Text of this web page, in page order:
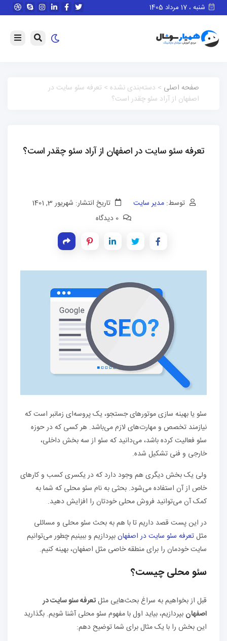
شنبه ، 17 مرداد 1405
صفحه اصلی > دسته‌بندی نشده > تعرفه سئو سایت در
اصفهان از آراد سئو چقدر است؟
تعرفه سئو سایت در اصفهان از آراد سئو چقدر است؟
توسط:مدیر سایت
تاریخ انتشار: شهریور 3, 1401
سئو یا بهینه سازی موتورهای جستجو، یک پروسه‌ای زمانبر است که
نیازمند تخصص و مهارت‌های لازم می‌باشد. هر کسی که در حوزه
سئو فعالیت کرده باشد، می‌دانید که سئو از سه بخش داخلی،
خارجی و فنی تشکیل شده.
ولی یک بخش دیگری هم وجود دارد که در یکسری کسب و کارهای
خاص از آن استفاده می‌شود. بحثی به نام سئو محلی که شما به
کمک آن می‌توانید فروش محلی خودتان را افزایش دهید.
در این پست قصد داریم تا با هم به بحث سئو محلی و مسائلی
مثلتعرفه سئو سایت در اصفهانبپردازیم و ببینیم چطور می‌توانیم
سایت خودمان را برای منطقه خاصی مثل اصفهان، بهینه کنیم.
سئو محلی چیست؟
قبل از بخواهیم به سراغ بحث‌هایی مثلتعرفه سئو سایت در
اصفهان بپردازیم، بیاید اول با مفهوم سئو محلی آشنا شویم. بگذارید
این بخش را با یک مثال برای شما توضیح دهم: